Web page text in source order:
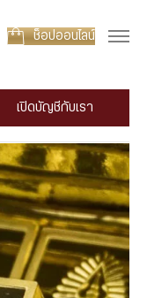
ช็อปออนไลน์
เปิดบัญชีกับเรา